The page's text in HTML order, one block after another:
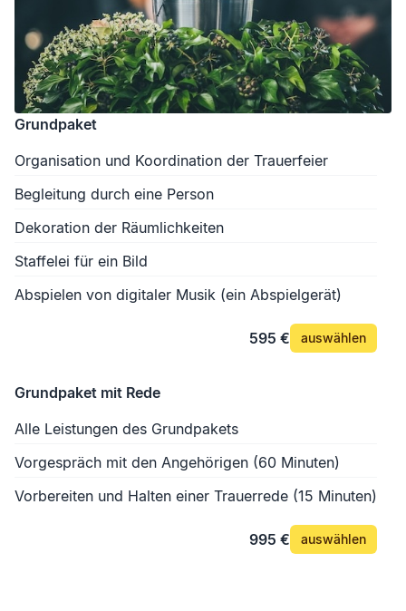
Grundpaket
Organisation und Koordination der Trauerfeier
Begleitung durch eine Person
Dekoration der Räumlichkeiten
Staffelei für ein Bild
Abspielen von digitaler Musik (ein Abspielgerät)
595 € auswählen
Grundpaket mit Rede
Alle Leistungen des Grundpakets
Vorgespräch mit den Angehörigen (60 Minuten)
Vorbereiten und Halten einer Trauerrede (15 Minuten)
995 € auswählen